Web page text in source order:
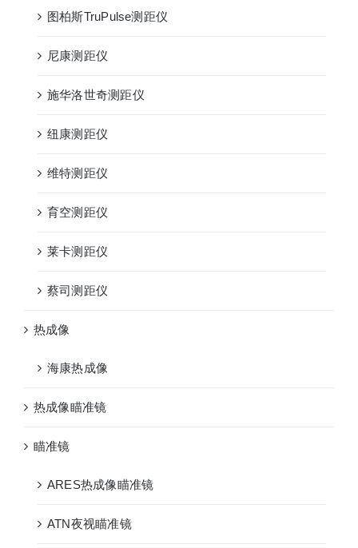
图柏斯TruPulse测距仪
尼康测距仪
施华洛世奇测距仪
纽康测距仪
维特测距仪
育空测距仪
莱卡测距仪
蔡司测距仪
热成像
海康热成像
热成像瞄准镜
瞄准镜
ARES热成像瞄准镜
ATN夜视瞄准镜